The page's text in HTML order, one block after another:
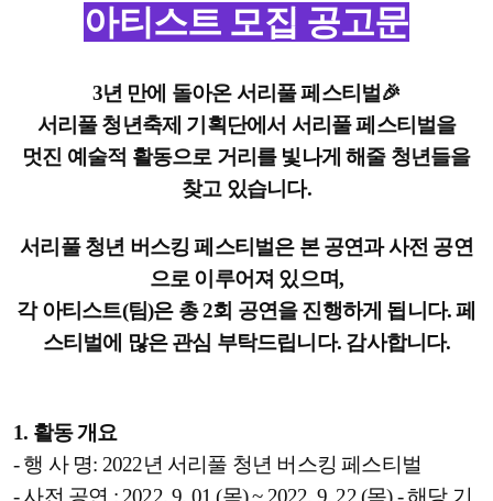
아티스트 모집 공고문
3년 만에 돌아온 서리풀 페스티벌🎉
서리풀 청년축제 기획단에서 서리풀 페스티벌을
멋진 예술적 활동으로 거리를 빛나게 해줄 청년들을
찾고 있습니다.
서리풀 청년 버스킹 페스티벌은 본 공연과 사전 공연
으로 이루어져 있으며,
각 아티스트(팀)은 총 2회 공연을 진행하게 됩니다. 페
스티벌에 많은 관심 부탁드립니다. 감사합니다.
1. 활동 개요
- 행 사 명: 2022년 서리풀 청년 버스킹 페스티벌
- 사전 공연 : 2022. 9. 01.(목) ~ 2022. 9. 22.(목) - 해당 기